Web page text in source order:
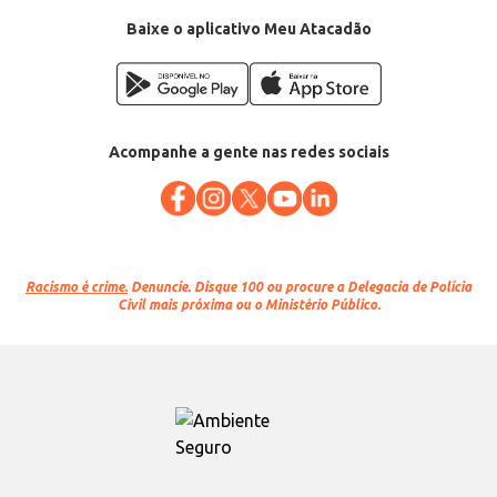
Categoria: Barra de cereaisBaixe o aplicativo Meu Atacadão
Acompanhe a gente nas redes sociais
Racismo é crime. Denuncie. Disque 100 ou procure a Delegacia de Polícia
Civil mais próxima ou o Ministério Público.